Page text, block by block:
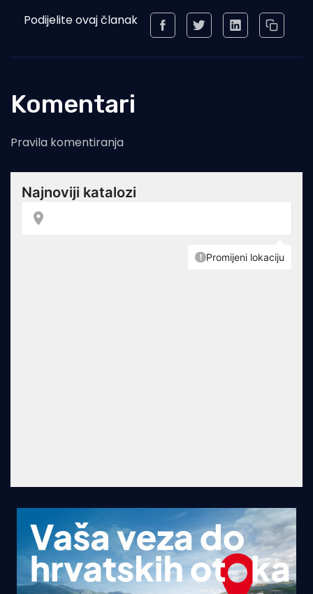
Podijelite ovaj članak
Komentari
Pravila komentiranja